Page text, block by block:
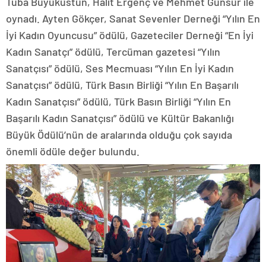
oynadı. Ayten Gökçer, Sanat Sevenler Derneği “Yılın En
İyi Kadın Oyuncusu” ödülü, Gazeteciler Derneği “En İyi
Kadın Sanatçı” ödülü, Tercüman gazetesi “Yılın
Sanatçısı” ödülü, Ses Mecmuası “Yılın En İyi Kadın
Sanatçısı” ödülü, Türk Basın Birliği “Yılın En Başarılı
Kadın Sanatçısı” ödülü, Türk Basın Birliği “Yılın En
Başarılı Kadın Sanatçısı” ödülü ve Kültür Bakanlığı
Büyük Ödülü’nün de aralarında olduğu çok sayıda
önemli ödüle değer bulundu.